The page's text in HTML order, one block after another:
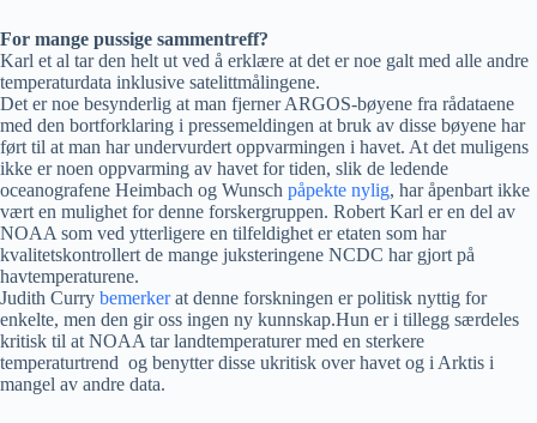
For mange pussige sammentreff?
Karl et al tar den helt ut ved å erklære at det er noe galt med alle andre
temperaturdata inklusive satelittmålingene.
Det er noe besynderlig at man fjerner ARGOS-bøyene fra rådataene
med den bortforklaring i pressemeldingen at bruk av disse bøyene har
ført til at man har undervurdert oppvarmingen i havet. At det muligens
ikke er noen oppvarming av havet for tiden, slik de ledende
oceanografene Heimbach og Wunsch påpekte nylig, har åpenbart ikke
vært en mulighet for denne forskergruppen. Robert Karl er en del av
NOAA som ved ytterligere en tilfeldighet er etaten som har
kvalitetskontrollert de mange juksteringene NCDC har gjort på
havtemperaturene.
Judith Curry bemerkerat denne forskningen er politisk nyttig for
enkelte, men den gir oss ingen ny kunnskap.Hun er i tillegg særdeles
kritisk til at NOAA tar landtemperaturer med en sterkere
temperaturtrend og benytter disse ukritisk over havet og i Arktis i
mangel av andre data.